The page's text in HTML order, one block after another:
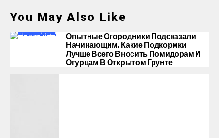
You May Also Like
Опытные Огородники Подсказали
Начинающим, Какие Подкормки
Лучше Всего Вносить Помидорам И
Огурцам В Открытом Грунте